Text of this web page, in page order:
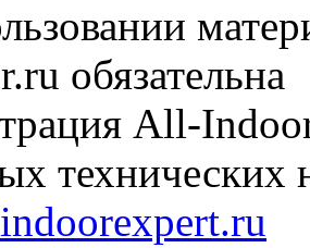
обязательна
All-
технических